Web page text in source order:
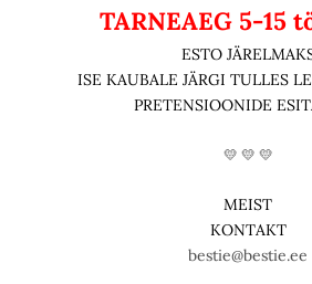
TARNEAEG 5-15
ESTO
ISE KAUBALE JÄRGI TULLES
PRETENSIOONIDE
💛 💛 💛
MEIST
KONTAKT
bestie@bestie.ee